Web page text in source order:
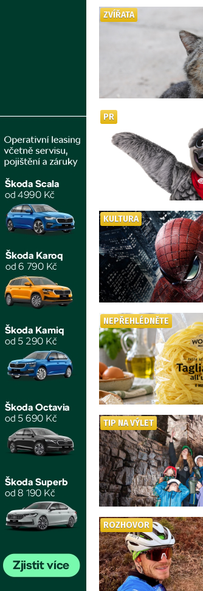
ZVÍŘATA
PR
KULTURA
NEPŘEHLÉDNĚTE
TIP NA VÝLET
ROZHOVOR